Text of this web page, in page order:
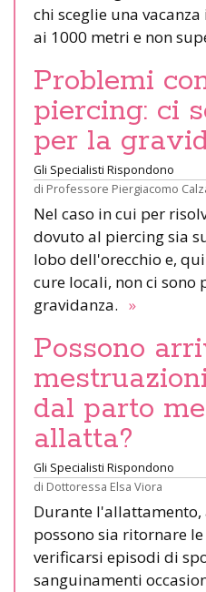
chi sceglie una
ai 1000 metri e non
Problemi
piercing: ci
per la
Gli Specialisti Rispondono
di Professore Piergiacomo
Nel caso in cui per
dovuto al piercing sia
lobo dell'orecchio e,
cure locali, non ci sono
gravidanza. »
Possono
dal parto
allatta?
Gli Specialisti Rispondono
di Dottoressa Elsa Viora
Durante l'allattamento,
possono sia ritornare
verificarsi episodi di
sanguinamenti